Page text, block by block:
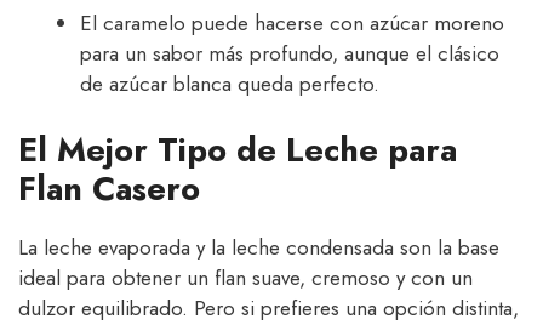
El caramelo puede hacerse con azúcar moreno
para un sabor más profundo, aunque el clásico
de azúcar blanca queda perfecto.
El Mejor Tipo de Leche para
Flan Casero
La leche evaporada y la leche condensada son la base
ideal para obtener un flan suave, cremoso y con un
dulzor equilibrado. Pero si prefieres una opción distinta,